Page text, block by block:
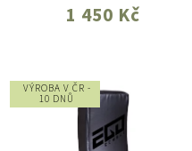
1 450 Kč
VÝROBA V ČR -
10 DNŮ